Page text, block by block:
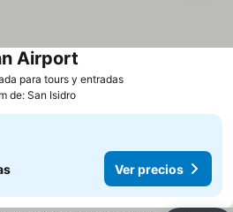
para tours y entradas
Airport
de: San Isidro
Ver precios